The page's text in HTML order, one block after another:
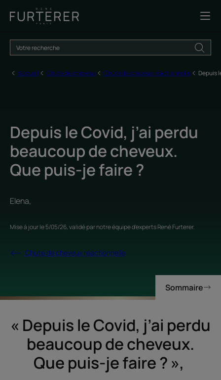
Accueil Chute de cheveux Chute de cheveux réactionnelle Depuis
Depuis le Covid, j’ai perdu
beaucoup de cheveux.
Que puis-je faire ?
Elena,
Mise à jour le5/05/26, validé parnotre équipe d'experts René Furterer.
Chute de cheveux réactionnelle
Sommaire
« Depuis le Covid, j’ai perdu
beaucoup de cheveux.
Que puis-je faire ? »,